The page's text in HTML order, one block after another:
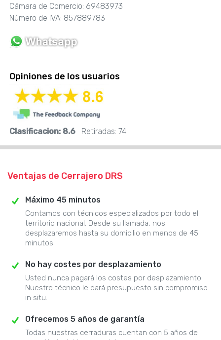
Cámara de Comercio: 69483973
Número de IVA: 857889783
Opiniones de los usuarios
Clasificacion: 8.6 Retiradas: 74
Ventajas de Cerrajero DRS
Máximo 45 minutos
Contamos con técnicos especializados por todo el
territorio nacional. Desde su llamada, nos
desplazaremos hasta su domicilio en menos de 45
minutos.
No hay costes por desplazamiento
Usted nunca pagará los costes por desplazamiento.
Nuestro técnico le dará presupuesto sin compromiso
in situ.
Ofrecemos 5 años de garantía
Todas nuestras cerraduras cuentan con 5 años de